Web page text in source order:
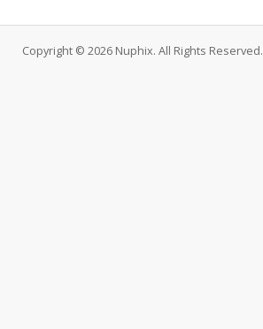
Copyright © 2026 Nuphix. All Rights Reserved.